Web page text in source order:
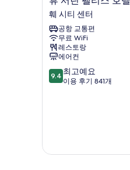
서
린
팰
리
스
호
텔
훼
훼 시티 센터
공항 교통편
무료 WiFi
레스토랑
에어컨
10
점
고
9.4 최고예요
이용 후기 841개